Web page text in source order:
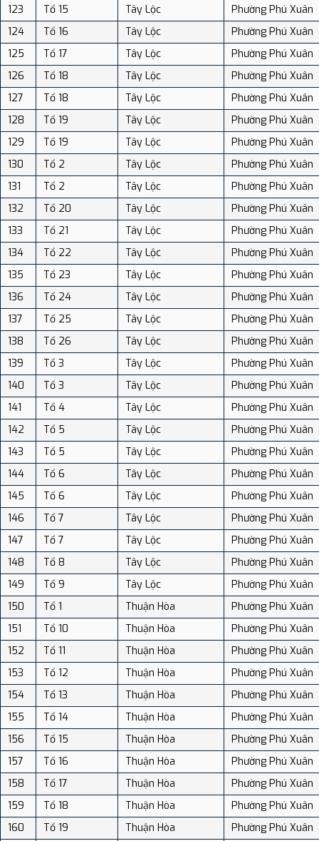
123 Tổ 15 Tây Lộc
Phường Phú Xuân
124
Tổ 16 Tây Lộc
Phường Phú Xuân
125
Tổ 17 Tây Lộc
Phường Phú Xuân
126
Tổ 18 Tây Lộc
Phường Phú Xuân
127
Tổ 18 Tây Lộc
Phường Phú Xuân
128
Tổ 19 Tây Lộc
Phường Phú Xuân
129
Tổ 19 Tây Lộc
Phường Phú Xuân
130
Tổ 2 Tây Lộc
Phường Phú Xuân
131
Tổ 2 Tây Lộc
Phường Phú Xuân
132
Tổ 20 Tây Lộc
Phường Phú Xuân
133
Tổ 21 Tây Lộc
Phường Phú Xuân
134
Tổ 22 Tây Lộc
Phường Phú Xuân
135
Tổ 23 Tây Lộc
Phường Phú Xuân
136
Tổ 24 Tây Lộc
Phường Phú Xuân
137
Tổ 25 Tây Lộc
Phường Phú Xuân
138
Tổ 26 Tây Lộc
Phường Phú Xuân
139
Tổ 3 Tây Lộc
Phường Phú Xuân
140
Tổ 3 Tây Lộc
Phường Phú Xuân
141
Tổ 4 Tây Lộc
Phường Phú Xuân
142
Tổ 5 Tây Lộc
Phường Phú Xuân
143
Tổ 5 Tây Lộc
Phường Phú Xuân
144
Tổ 6 Tây Lộc
Phường Phú Xuân
145
Tổ 6 Tây Lộc
Phường Phú Xuân
146
Tổ 7 Tây Lộc
Phường Phú Xuân
147
Tổ 7 Tây Lộc
Phường Phú Xuân
148
Tổ 8 Tây Lộc
Phường Phú Xuân
149
Tổ 9 Tây Lộc
Phường Phú Xuân
150
Tổ 1 Thuận Hòa
Phường Phú Xuân
151
Tổ 10 Thuận Hòa
Phường Phú Xuân
152
Tổ 11 Thuận Hòa
Phường Phú Xuân
153
Tổ 12 Thuận Hòa
Phường Phú Xuân
154
Tổ 13 Thuận Hòa
Phường Phú Xuân
155
Tổ 14 Thuận Hòa
Phường Phú Xuân
156
Tổ 15 Thuận Hòa
Phường Phú Xuân
157
Tổ 16 Thuận Hòa
Phường Phú Xuân
158
Tổ 17 Thuận Hòa
Phường Phú Xuân
159
Tổ 18 Thuận Hòa
Phường Phú Xuân
160
Tổ 19 Thuận Hòa
Phường Phú Xuân